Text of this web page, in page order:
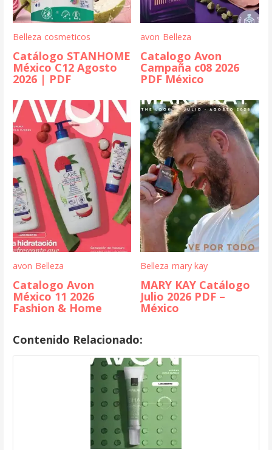
Belleza cosmeticos
Catálogo STANHOME
México C12 Agosto
2026 | PDF
avon Belleza
Catalogo Avon
Campaña c08 2026
PDF México
avon Belleza
Catalogo Avon
México 11 2026
Fashion & Home
Belleza mary kay
MARY KAY Catálogo
Julio 2026 PDF –
México
Contenido Relacionado: